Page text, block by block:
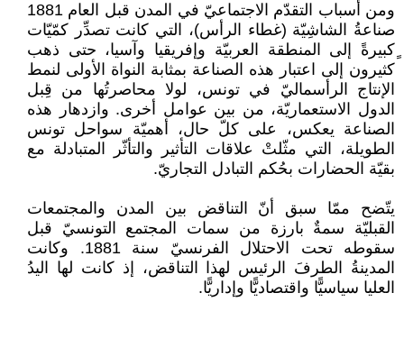
ومن أسباب التقدّم الاجتماعيّ في المدن قبل العام 1881
صناعةُ الشاشِيّة (غطاء الرأس)، التي كانت تصدِّر كمّيّات
ٍكبيرةً إلى المنطقة العربيّة وإفريقيا وآسيا، حتى ذهب
كثيرون إلى اعتبار هذه الصناعة بمثابة النواة الأولى لنمط
الإنتاج الرأسماليّ في تونس، لولا محاصرتُها من قِبل
الدول الاستعماريّة، من بين عوامل أخرى. وازدهار هذه
الصناعة يعكس، على كلّ حال، أهميّة سواحل تونس
الطويلة، التي مثّلتْ علاقات التأثير والتأثّر المتبادلة مع
بقيّة الحضارات بحُكم التبادل التجاريّ.
يتّضح ممّا سبق أنّ التناقض بين المدن والمجتمعات
القبليّة سمةٌ بارزة من سمات المجتمع التونسيّ قبل
سقوطه تحت الاحتلال الفرنسيّ سنة 1881. وكانت
المدينةُ الطرفَ الرئيس لهذا التناقض، إذ كانت لها اليدُ
العليا سياسيًّا واقتصاديًّا وإداريًّا.